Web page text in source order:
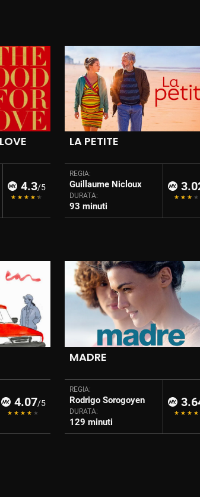
4.3/5
LA PETITE
REGIA:
Guillaume Nicloux
DURATA:
93 minuti
4.07/5
MADRE
REGIA:
Rodrigo Sorogoyen
DURATA:
129 minuti